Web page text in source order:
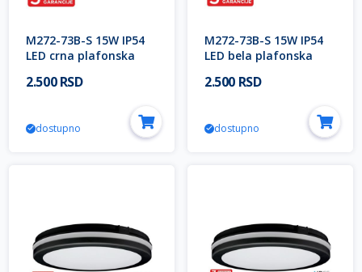
M272-73B-S 15W IP54
LED crna plafonska
pokreta 3Y Mitea
2.500 RSD
dostupno
M272-73B-S 15W IP54
LED bela plafonska
pokreta 3Y Mitea
2.500 RSD
dostupno